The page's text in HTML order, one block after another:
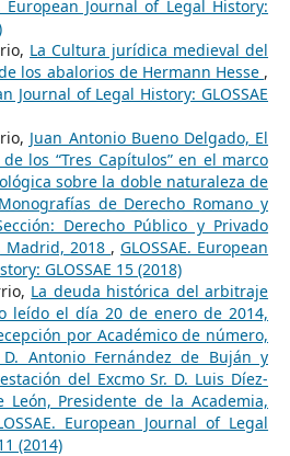
European Journal of Legal History:
La Cultura jurídica medieval del
los abalorios de Hermann Hesse ,
Journal of Legal History: GLOSSAE
Juan Antonio Bueno Delgado, El
los “Tres Capítulos” en el marco
sobre la doble naturaleza de
de Derecho Romano y
Derecho Público y Privado
Madrid, 2018 ,GLOSSAE. European
GLOSSAE 15 (2018)
La deuda histórica del arbitraje
leído el día 20 de enero de 2014,
por Académico de número,
Antonio Fernández de Buján y
del Excmo Sr. D. Luis Díez-
León, Presidente de la Academia,
European Journal of Legal
(2014)